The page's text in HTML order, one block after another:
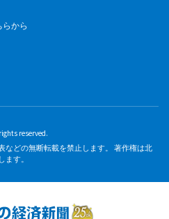
から
reserved.
などの無断転載を禁止します。 著作権は北
す。